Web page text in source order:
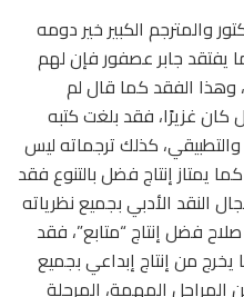
والمترجم الكبير خير دومه
جابر عصفور فإن لهم
وهذا الفقد كما قال لم
غزيرًا، فقد بلغت كتبه
والتطبيقي، كذلك ترجماته ليس
يمتاز إنتاج فضل بالتنوع فقد
النقد الأدبي بجميع نظرياته
فضل إنتاج “متابع”، فقد
من إنتاج إبداعي بجميع
المهمة، المرحلة